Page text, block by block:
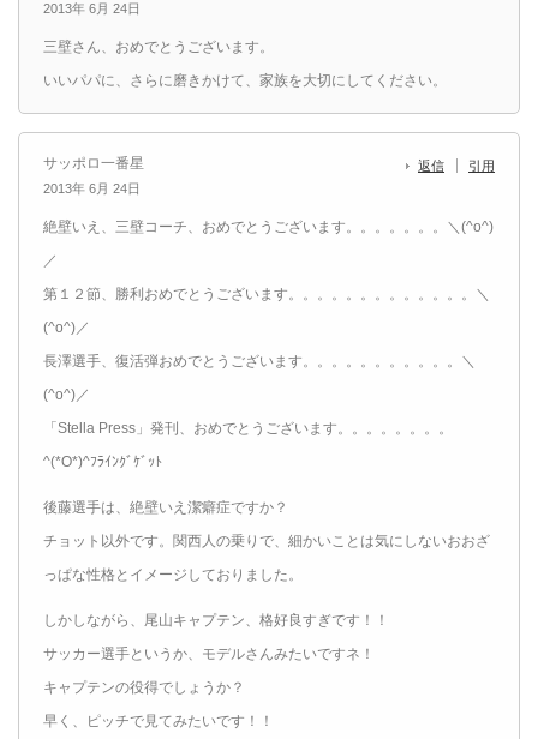
2013年 6月 24日
三壁さん、おめでとうございます。
いいパパに、さらに磨きかけて、家族を大切にしてください。
サッポロ一番星
2013年 6月 24日
返信 引用
絶壁いえ、三壁コーチ、おめでとうございます。。。。。。。＼(^o^)
／
第１２節、勝利おめでとうございます。。。。。。。。。。。。。＼
(^o^)／
長澤選手、復活弾おめでとうございます。。。。。。。。。。。＼
(^o^)／
「Stella Press」発刊、おめでとうございます。。。。。。。。
^(*O*)^ﾌﾗｲﾝｸﾞｹﾞｯﾄ
後藤選手は、絶壁いえ潔癖症ですか？
チョット以外です。関西人の乗りで、細かいことは気にしないおおざ
っぱな性格とイメージしておりました。
しかしながら、尾山キャプテン、格好良すぎです！！
サッカー選手というか、モデルさんみたいですネ！
キャプテンの役得でしょうか？
早く、ピッチで見てみたいです！！